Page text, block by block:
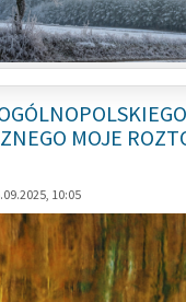
MOJE
10:05